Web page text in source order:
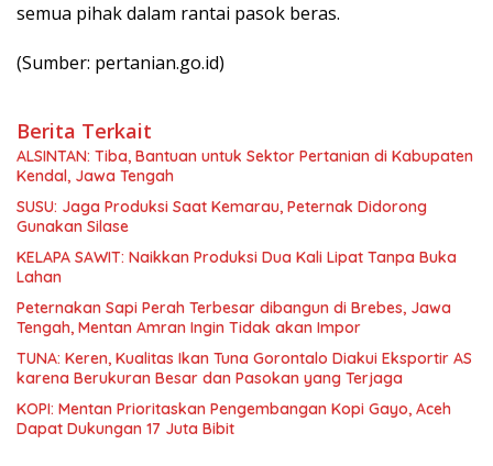
semua pihak dalam rantai pasok beras.
(Sumber: pertanian.go.id)
Berita Terkait
ALSINTAN: Tiba, Bantuan untuk Sektor Pertanian di Kabupaten
Kendal, Jawa Tengah
SUSU: Jaga Produksi Saat Kemarau, Peternak Didorong
Gunakan Silase
KELAPA SAWIT: Naikkan Produksi Dua Kali Lipat Tanpa Buka
Lahan
Peternakan Sapi Perah Terbesar dibangun di Brebes, Jawa
Tengah, Mentan Amran Ingin Tidak akan Impor
TUNA: Keren, Kualitas Ikan Tuna Gorontalo Diakui Eksportir AS
karena Berukuran Besar dan Pasokan yang Terjaga
KOPI: Mentan Prioritaskan Pengembangan Kopi Gayo, Aceh
Dapat Dukungan 17 Juta Bibit